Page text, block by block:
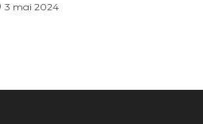
3 mai 2024